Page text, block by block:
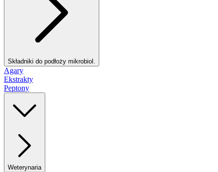
Składniki do podłoży mikrobiol.
Agary
Ekstrakty
Peptony
Weterynaria